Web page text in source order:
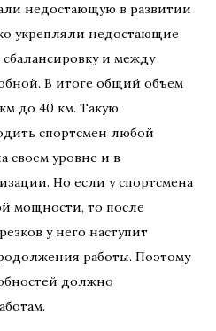
недостающую в развитии
укрепляли недостающие
и между
В итоге общий объем
до 40 км. Такую
спортсмен любой
своем уровне и в
Но если у спортсмена
мощности, то после
у него наступит
работы. Поэтому
должно